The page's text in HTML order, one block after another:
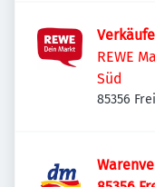
REWE
Süd
85356